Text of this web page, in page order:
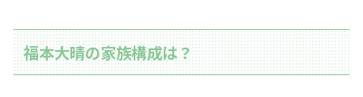
福本大晴の家族構成は？